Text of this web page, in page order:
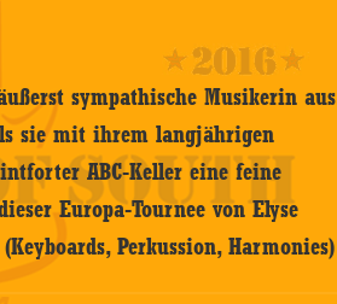
sympathische Musikerin aus
sie mit ihrem langjährigen
ABC-Keller eine feine
Europa-Tournee von Elyse
Perkussion, Harmonies)